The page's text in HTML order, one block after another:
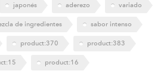
japonés aderezo variado
de ingredientes sabor intenso
product:370 product:383
product:16